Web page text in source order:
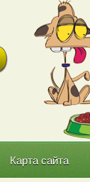
Карта сайта